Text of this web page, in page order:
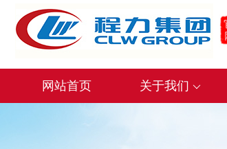
网站首页 关于我们